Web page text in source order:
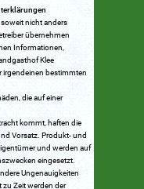
nicht anders
übernehmen
Informationen,
Klee
irgendeinen bestimmten
die auf einer
kommt, haften die
Vorsatz. Produkt- und
und werden auf
eingesetzt.
Ungenauigkeiten
zu Zeit werden der